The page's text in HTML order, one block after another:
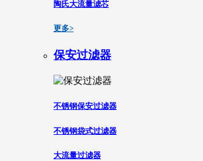
陶氏大流量滤芯
更多>
保安过滤器
不锈钢保安过滤器
不锈钢袋式过滤器
大流量过滤器